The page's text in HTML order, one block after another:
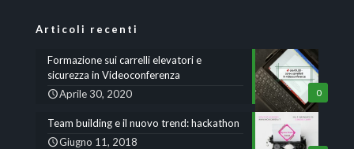
Articoli recenti
0
Formazione sui carrelli elevatori e
sicurezza in Videoconferenza
Aprile 30, 2020
Team building e il nuovo trend: hackathon
Giugno 11, 2018